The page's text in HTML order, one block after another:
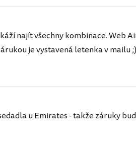
najít všechny kombinace. Web
je vystavená letenka v mailu ;)
u Emirates - takže záruky